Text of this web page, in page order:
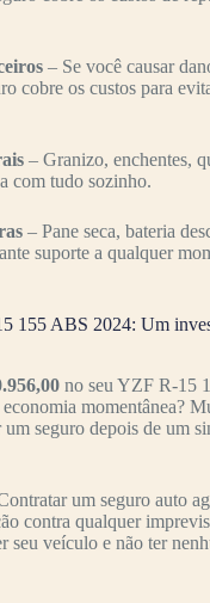
– Se você causar
cobre os custos para
– Granizo, enchentes,
com tudo sozinho.
– Pane seca, bateria
suporte a qualquer
155 ABS 2024: Um
no seu YZF R-15
momentânea?
seguro depois de um
um seguro auto
contra qualquer
seu veículo e não ter